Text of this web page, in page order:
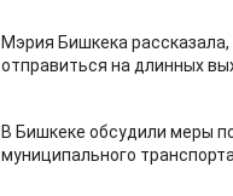
Мэрия Бишкека
отправиться на длинных
В Бишкеке обсудили меры
муниципального транспорта